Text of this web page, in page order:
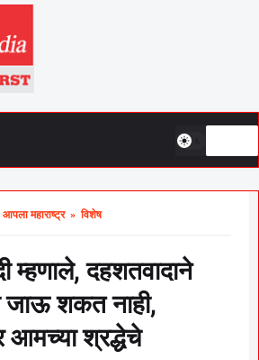
महाराष्ट्र» विशेष
म्हणाले, दहशतवादाने
जाऊ शकत नाही,
आमच्या श्रद्धेचे